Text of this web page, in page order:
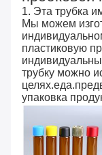
1. Эта трубка
Мы можем
пластиковую
трубку можно
упаковка